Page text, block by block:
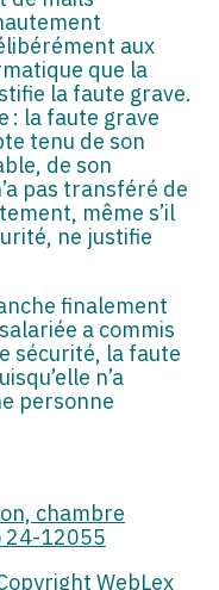
aux
que la
la faute grave.
: la faute grave
tenu de son
de son
pas transféré de
même s’il
ne justifie
finalement
a commis
sécurité, la faute
n’a
personne
chambre
24-12055
WebLex